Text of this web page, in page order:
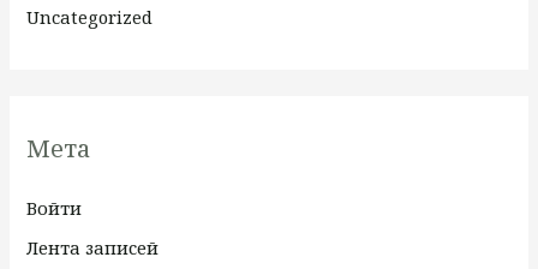
Uncategorized
Мета
Войти
Лента записей